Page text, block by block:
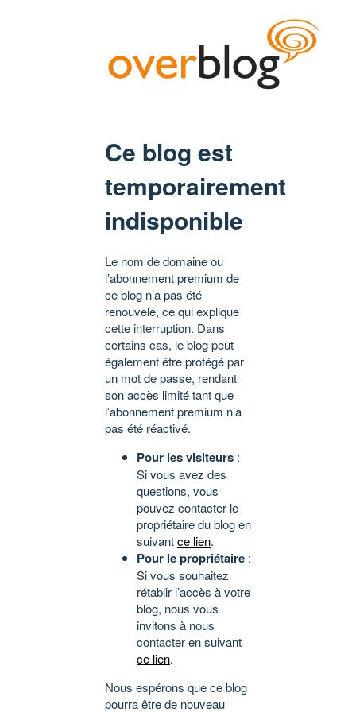
Ce blog est
temporairement
indisponible
Le nom de domaine ou
l’abonnement premium de
ce blog n’a pas été
renouvelé, ce qui explique
cette interruption. Dans
certains cas, le blog peut
également être protégé par
un mot de passe, rendant
son accès limité tant que
l’abonnement premium n’a
pas été réactivé.
Pour les visiteurs :
Si vous avez des
questions, vous
pouvez contacter le
propriétaire du blog en
suivantce lien.
Pour le propriétaire :
Si vous souhaitez
rétablir l’accès à votre
blog, nous vous
invitons à nous
contacter en suivant
ce lien.
Nous espérons que ce blog
pourra être de nouveau